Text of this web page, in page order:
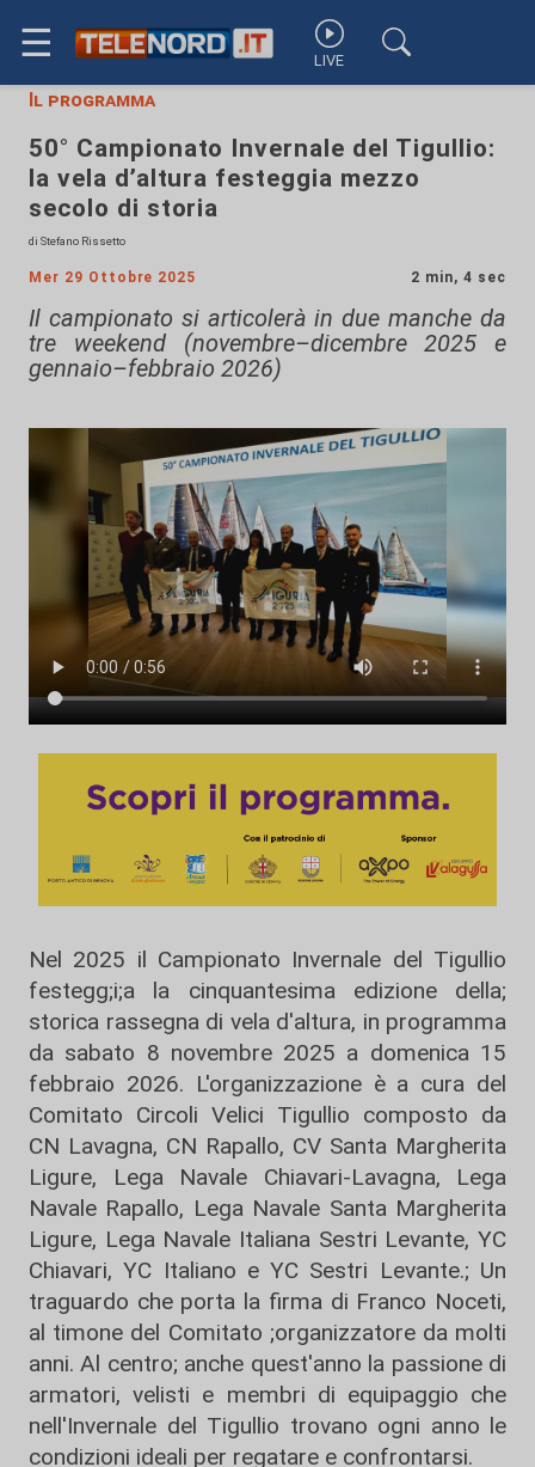
☰ LIVE
Il programma
50° Campionato Invernale del Tigullio:
la vela d’altura festeggia mezzo
secolo di storia
di Stefano Rissetto
Mer 29 Ottobre 2025 2 min, 4 sec
Il campionato si articolerà in due manche da
tre weekend (novembre–dicembre 2025 e
gennaio–febbraio 2026)
Nel 2025 il Campionato Invernale del Tigullio
festegg;i;a la cinquantesima edizione della;
storica rassegna di vela d'altura, in programma
da sabato 8 novembre 2025 a domenica 15
febbraio 2026. L'organizzazione è a cura del
Comitato Circoli Velici Tigullio composto da
CN Lavagna, CN Rapallo, CV Santa Margherita
Ligure, Lega Navale Chiavari-Lavagna, Lega
Navale Rapallo, Lega Navale Santa Margherita
Ligure, Lega Navale Italiana Sestri Levante, YC
Chiavari, YC Italiano e YC Sestri Levante.; Un
traguardo che porta la firma di Franco Noceti,
al timone del Comitato ;organizzatore da molti
anni. Al centro; anche quest'anno la passione di
armatori, velisti e membri di equipaggio che
nell'Invernale del Tigullio trovano ogni anno le
condizioni ideali per regatare e confrontarsi.